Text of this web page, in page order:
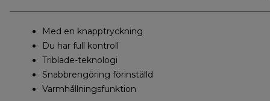
Med en knapptryckning
Du har full kontroll
Triblade-teknologi
Snabbrengöring förinställd
Varmhållningsfunktion